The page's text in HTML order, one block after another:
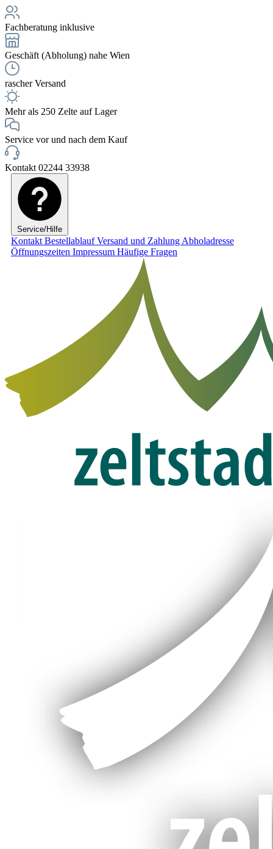
Fachberatung inklusive
Geschäft (Abholung) nahe Wien
rascher Versand
Mehr als 250 Zelte auf Lager
Service vor und nach dem Kauf
Kontakt 02244 33938
Service/Hilfe
Kontakt BestellablaufVersand und Zahlung Abholadresse
Öffnungszeiten Impressum Häufige Fragen